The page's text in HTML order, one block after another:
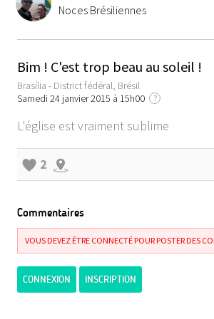
Noces Brésiliennes
Bim ! C'est trop beau au soleil !
Brasília - District fédéral, Brésil
Samedi 24 janvier 2015 à 15h00
?
L'église est vraiment sublime
2
Commentaires
VOUS DEVEZ ÊTRE CONNECTÉ POUR POSTER DES
CONNEXION INSCRIPTION